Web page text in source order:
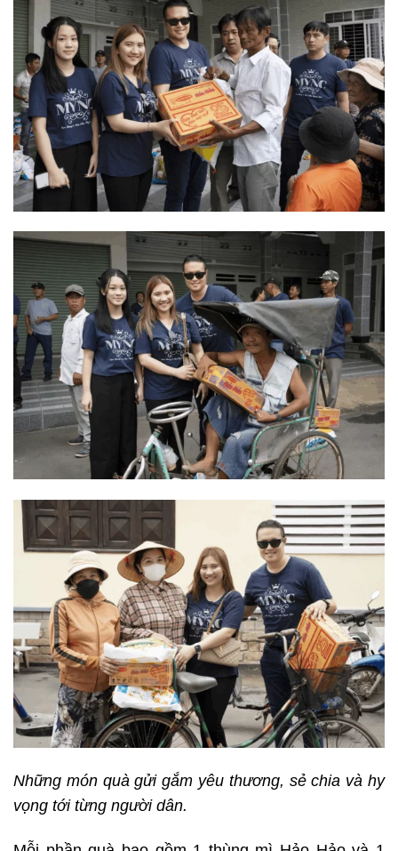
Những món quà gửi gắm yêu thương, sẻ chia và hy
vọng tới từng người dân.